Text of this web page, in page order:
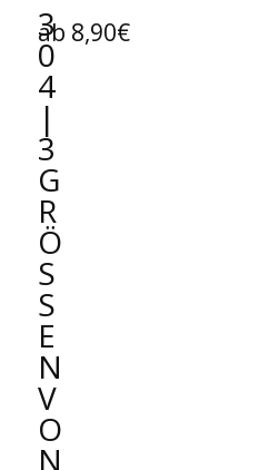
3
0
4
|
3
G
R
Ö
SS
E
N
V
O
N
1
ab 8,90€